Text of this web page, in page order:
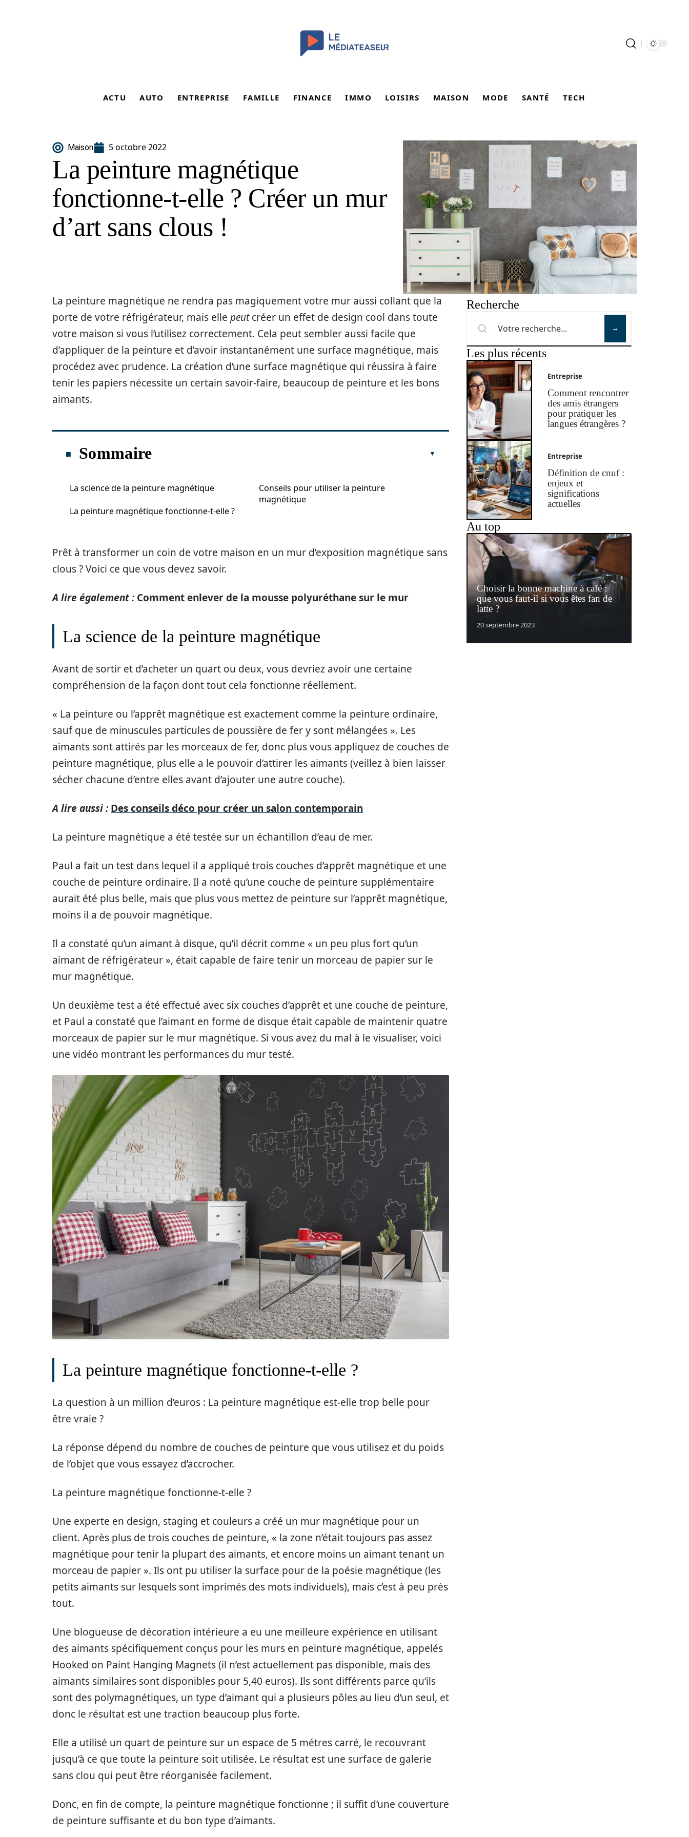
ACTU AUTO ENTREPRISE FAMILLE FINANCE IMMO LOISIRS MAISON MODE SANTÉ TECH
Maison 5 octobre 2022
La peinture magnétique
fonctionne-t-elle ? Créer un mur
d’art sans clous !
La peinture magnétique ne rendra pas magiquement votre mur aussi collant que la
porte de votre réfrigérateur, mais elle peutcréer un effet de design cool dans toute
votre maison si vous l’utilisez correctement. Cela peut sembler aussi facile que
d’appliquer de la peinture et d’avoir instantanément une surface magnétique, mais
procédez avec prudence. La création d’une surface magnétique qui réussira à faire
tenir les papiers nécessite un certain savoir-faire, beaucoup de peinture et les bons
aimants.
Sommaire
La science de la peinture magnétique
La peinture magnétique fonctionne-t-elle ?
Conseils pour utiliser la peinture
magnétique
Prêt à transformer un coin de votre maison en un mur d’exposition magnétique sans
clous ? Voici ce que vous devez savoir.
A lire également : Comment enlever de la mousse polyuréthane sur le mur
La science de la peinture magnétique
Avant de sortir et d’acheter un quart ou deux, vous devriez avoir une certaine
compréhension de la façon dont tout cela fonctionne réellement.
« La peinture ou l’apprêt magnétique est exactement comme la peinture ordinaire,
sauf que de minuscules particules de poussière de fer y sont mélangées ». Les
aimants sont attirés par les morceaux de fer, donc plus vous appliquez de couches de
peinture magnétique, plus elle a le pouvoir d’attirer les aimants (veillez à bien laisser
sécher chacune d’entre elles avant d’ajouter une autre couche).
A lire aussi : Des conseils déco pour créer un salon contemporain
La peinture magnétique a été testée sur un échantillon d’eau de mer.
Paul a fait un test dans lequel il a appliqué trois couches d’apprêt magnétique et une
couche de peinture ordinaire. Il a noté qu’une couche de peinture supplémentaire
aurait été plus belle, mais que plus vous mettez de peinture sur l’apprêt magnétique,
moins il a de pouvoir magnétique.
Il a constaté qu’un aimant à disque, qu’il décrit comme « un peu plus fort qu’un
aimant de réfrigérateur », était capable de faire tenir un morceau de papier sur le
mur magnétique.
Un deuxième test a été effectué avec six couches d’apprêt et une couche de peinture,
et Paul a constaté que l’aimant en forme de disque était capable de maintenir quatre
morceaux de papier sur le mur magnétique. Si vous avez du mal à le visualiser, voici
une vidéo montrant les performances du mur testé.
La peinture magnétique fonctionne-t-elle ?
La question à un million d’euros : La peinture magnétique est-elle trop belle pour
être vraie ?
La réponse dépend du nombre de couches de peinture que vous utilisez et du poids
de l’objet que vous essayez d’accrocher.
La peinture magnétique fonctionne-t-elle ?
Une experte en design, staging et couleurs a créé un mur magnétique pour un
client. Après plus de trois couches de peinture, « la zone n’était toujours pas assez
magnétique pour tenir la plupart des aimants, et encore moins un aimant tenant un
morceau de papier ». Ils ont pu utiliser la surface pour de la poésie magnétique (les
petits aimants sur lesquels sont imprimés des mots individuels), mais c’est à peu près
tout.
Une blogueuse de décoration intérieure a eu une meilleure expérience en utilisant
des aimants spécifiquement conçus pour les murs en peinture magnétique, appelés
Hooked on Paint Hanging Magnets (il n’est actuellement pas disponible, mais des
aimants similaires sont disponibles pour 5,40 euros). Ils sont différents parce qu’ils
sont des polymagnétiques, un type d’aimant qui a plusieurs pôles au lieu d’un seul, et
donc le résultat est une traction beaucoup plus forte.
Elle a utilisé un quart de peinture sur un espace de 5 métres carré, le recouvrant
jusqu’à ce que toute la peinture soit utilisée. Le résultat est une surface de galerie
sans clou qui peut être réorganisée facilement.
Donc, en fin de compte, la peinture magnétique fonctionne ; il suffit d’une couverture
de peinture suffisante et du bon type d’aimants.
Recherche
Les plus récents
Entreprise
Comment rencontrer
des amis étrangers
pour pratiquer les
langues étrangères ?
Entreprise
Définition de cnuf :
enjeux et
significations
actuelles
Au top
Choisir la bonne machine à café :
que vous faut-il si vous êtes fan de
latte ?
20 septembre 2023